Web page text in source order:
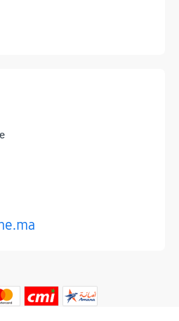
Mediazone
les références incontournables :